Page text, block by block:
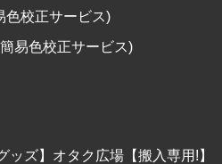
色校正サービス)
易色校正サービス)
ッズ】オタク広場【搬入専用!】